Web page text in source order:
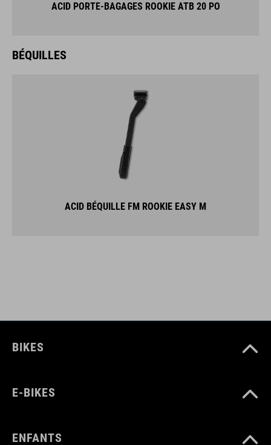
ACID PORTE-BAGAGES ROOKIE ATB 20 PO
BÉQUILLES
ACID BÉQUILLE FM ROOKIE EASY M
BIKES
E-BIKES
ENFANTS